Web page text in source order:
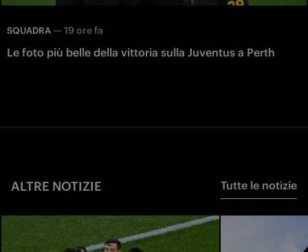
SQUADRA — 19 ore fa
Le foto più belle della vittoria sulla Juventus a Perth
ALTRE NOTIZIE Tutte le notizie